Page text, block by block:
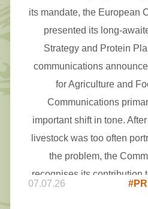
its mandate, the European
presented its long-
Strategy and Protein
communications
for Agriculture and
Communications
important shift in tone.
livestock was too often
the problem, the
recognises its contribution
07.07.26